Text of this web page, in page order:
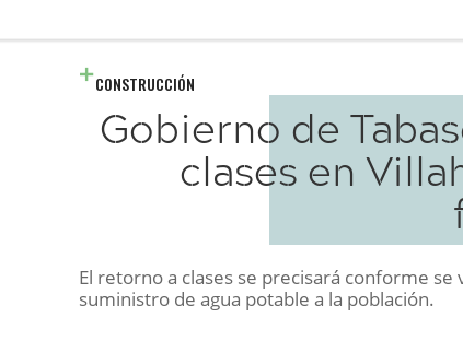
CONSTRUCCIÓN
Gobierno de
clases en
El retorno a clases se precisará conforme se
suministro de agua potable a la población.